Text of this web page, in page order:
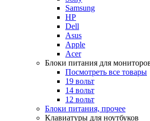
Samsung
HP
Dell
Asus
Apple
Acer
Блоки питания для
Посмотреть все товары
19 вольт
14 вольт
12 вольт
Блоки питания, прочее
Клавиатуры для ноутбуков